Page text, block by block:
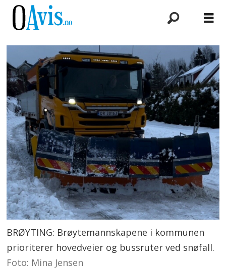
BRØYTING: Brøytemannskapene i kommunen
prioriterer hovedveier og bussruter ved snøfall.
Foto: Mina Jensen